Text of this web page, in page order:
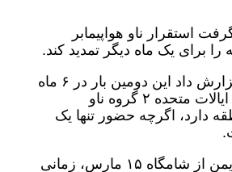
استقرار ناو هواپیمابر
برای یک ماه دیگر تمدید کند.
آسوشیتدپرس گزارش داد این دومین بار در ۶ ماه
گذشته است که ایالات متحده ۲ گروه ناو
دارد، اگرچه حضور تنها یک
تجاوز آمریکا به یمن از شامگاه ۱۵ مارس، زمانی